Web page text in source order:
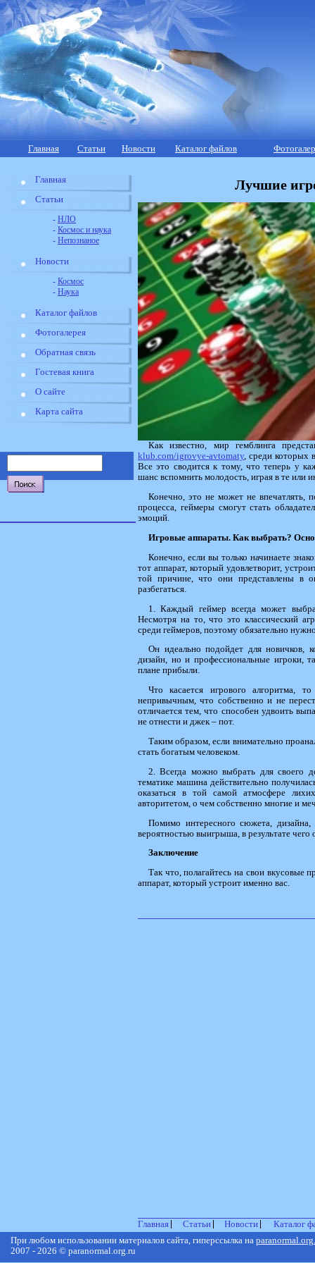
Главная Статьи Новости Каталог файлов
Главная
Статьи
- НЛО
- Космос и наука
- Непознаное
Новости
- Космос
- Наука
Каталог файлов
Фотогалерея
Обратная связь
Гостевая книга
О сайте
Карта сайта
Лучшие
Как известно, мир гемблинга
klub.com/igrovye-avtomaty, среди которых
Все это сводится к тому, что теперь у
шанс вспомнить молодость, играя в те или
Конечно, это не может не впечатлять,
процесса, геймеры смогут стать
эмоций.
Игровые аппараты. Как выбрать?
Конечно, если вы только начинаете
тот аппарат, который удовлетворит,
той причине, что они представлены в
разбегаться.
1. Каждый геймер всегда может
Несмотря на то, что это классический
среди геймеров, поэтому обязательно
Он идеально подойдет для новичков,
дизайн, но и профессиональные игроки,
плане прибыли.
Что касается игрового алгоритма,
непривычным, что собственно и не
отличается тем, что способен удвоить
не отнести и джек – пот.
Таким образом, если внимательно
стать богатым человеком.
2. Всегда можно выбрать для своего
тематике машина действительно
оказаться в той самой атмосфере
авторитетом, о чем собственно многие и
Помимо интересного сюжета, дизайна,
вероятностью выигрыша, в результате
Заключение
Так что, полагайтесь на свои вкусовые
аппарат, который устроит именно вас.
Главная Статьи Новости
Каталог
При любом использовании материалов сайта, гиперссылка на
2007 - 2026 © paranormal.org.ru